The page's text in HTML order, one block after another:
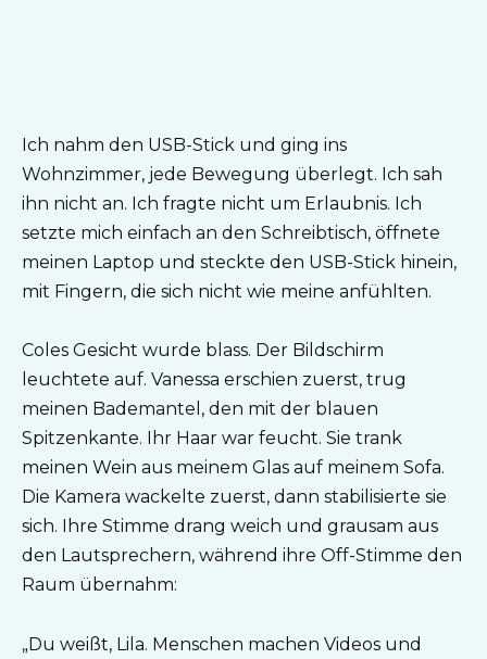
Ich nahm den USB-Stick und ging ins
Wohnzimmer, jede Bewegung überlegt. Ich sah
ihn nicht an. Ich fragte nicht um Erlaubnis. Ich
setzte mich einfach an den Schreibtisch, öffnete
meinen Laptop und steckte den USB-Stick hinein,
mit Fingern, die sich nicht wie meine anfühlten.
Coles Gesicht wurde blass. Der Bildschirm
leuchtete auf. Vanessa erschien zuerst, trug
meinen Bademantel, den mit der blauen
Spitzenkante. Ihr Haar war feucht. Sie trank
meinen Wein aus meinem Glas auf meinem Sofa.
Die Kamera wackelte zuerst, dann stabilisierte sie
sich. Ihre Stimme drang weich und grausam aus
den Lautsprechern, während ihre Off-Stimme den
Raum übernahm:
„Du weißt, Lila. Menschen machen Videos und